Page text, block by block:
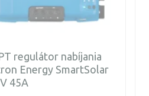
regulátor nabíjania
Energy SmartSolar
45A